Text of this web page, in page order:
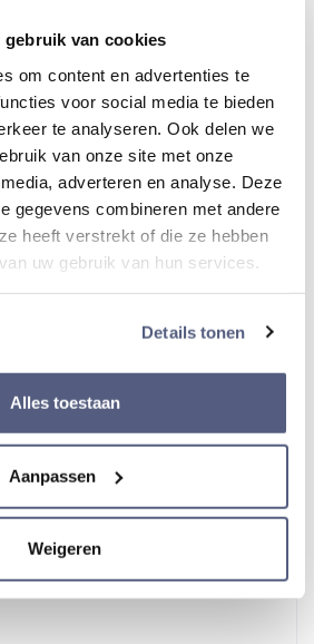
gebruik van cookies
om content en advertenties te
voor social media te bieden
te analyseren. Ook delen we
van onze site met onze
adverteren en analyse. Deze
gegevens combineren met andere
heeft verstrekt of die ze hebben
uw gebruik van hun services.
Details tonen
Alles toestaan
Aanpassen
Weigeren